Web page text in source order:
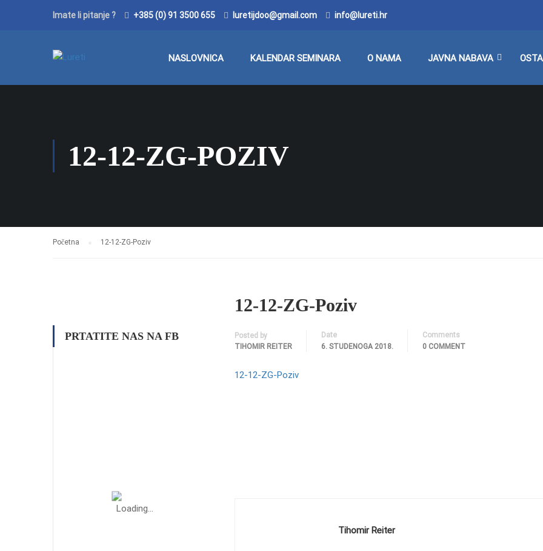
Imate li pitanje ? +385 (0) 91 3500 655 luretijdoo@gmail.com info@lureti.hr
NASLOVNICA KALENDAR SEMINARA O NAMA JAVNA NABAVA
12-12-ZG-POZIV
Početna 12-12-ZG-Poziv
12-12-ZG-Poziv
Posted by
TIHOMIR REITER
Date
6. STUDENOGA 2018.
Comments
0 COMMENT
12-12-ZG-Poziv
Tihomir Reiter
PRTATITE NAS NA FB